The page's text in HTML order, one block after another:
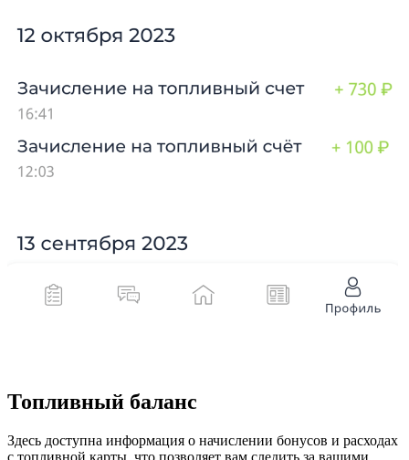
Топливный баланс
Здесь доступна информация о начислении бонусов и расходах
с топливной карты, что позволяет вам следить за вашими